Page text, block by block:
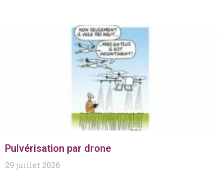
Pulvérisation par drone
29 juillet 2026